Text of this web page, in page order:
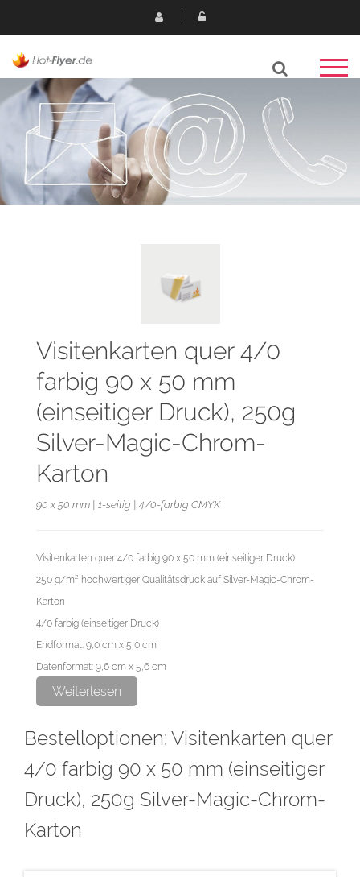
Visitenkarten quer 4/0
farbig 90 x 50 mm
(einseitiger Druck), 250g
Silver-Magic-Chrom-
Karton
90 x 50 mm | 1-seitig | 4/0-farbig CMYK
Visitenkarten quer 4/0 farbig 90 x 50 mm (einseitiger Druck)
250 g/m² hochwertiger Qualitätsdruck auf Silver-Magic-Chrom-
Karton
4/0 farbig (einseitiger Druck)
Endformat: 9,0 cm x 5,0 cm
Datenformat: 9,6 cm x 5,6 cm
hochglänzenden Vorderseite. Die Rückseite ist weiß und
werden in diesem Falle in einer silber hochglänzenden Optik
dargestellt.
Weiterlesen
Bestelloptionen: Visitenkarten quer
4/0 farbig 90 x 50 mm (einseitiger
Druck), 250g Silver-Magic-Chrom-
Karton